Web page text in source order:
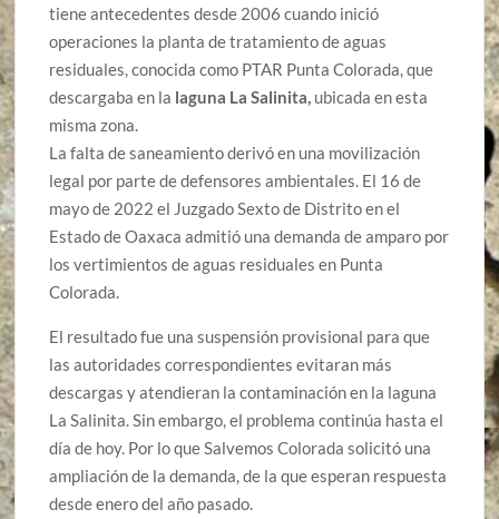
tiene antecedentes desde 2006 cuando inició
operaciones la planta de tratamiento de aguas
residuales, conocida como PTAR Punta Colorada, que
descargaba en la laguna La Salinita, ubicada en esta
misma zona.
La falta de saneamiento derivó en una movilización
legal por parte de defensores ambientales. El 16 de
mayo de 2022 el Juzgado Sexto de Distrito en el
Estado de Oaxaca admitió una demanda de amparo por
los vertimientos de aguas residuales en Punta
Colorada.
El resultado fue una suspensión provisional para que
las autoridades correspondientes evitaran más
descargas y atendieran la contaminación en la laguna
La Salinita. Sin embargo, el problema continúa hasta el
día de hoy. Por lo que Salvemos Colorada solicitó una
ampliación de la demanda, de la que esperan respuesta
desde enero del año pasado.